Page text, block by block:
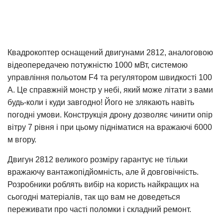
Квадрокоптер оснащений двигунами 2812, аналоговою
відеопередачею потужністю 1000 мВт, системою
управління польотом F4 та регулятором швидкості 100
А. Це справжній монстр у небі, який може літати з вами
будь-коли і куди завгодно! Його не злякають навіть
погодні умови. Конструкція дрону дозволяє чинити опір
вітру 7 рівня і при цьому підніматися на вражаючі 6000
м вгору.
Двигун 2812 великого розміру гарантує не тільки
вражаючу вантажопідйомність, але й довговічність.
Розробники роблять вибір на користь найкращих на
сьогодні матеріалів, так що вам не доведеться
переживати про часті поломки і складний ремонт.